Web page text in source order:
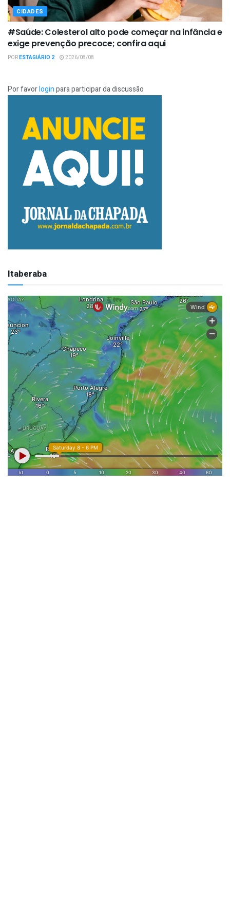
CIDADES
#Saúde: Colesterol alto pode começar na infância e
exige prevenção precoce; confira aqui
PORESTAGIÁRIO 2 2026/08/08
Por favorloginpara participar da discussão
Itaberaba